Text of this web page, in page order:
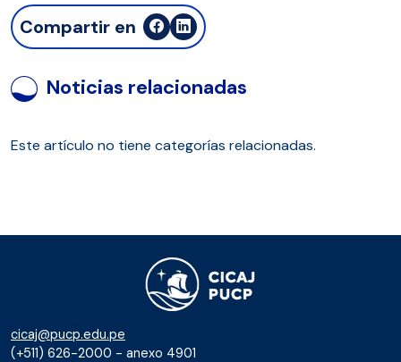
Compartir en
Noticias relacionadas
Este artículo no tiene categorías relacionadas.
cicaj@pucp.edu.pe
(+511) 626-2000 - anexo 4901